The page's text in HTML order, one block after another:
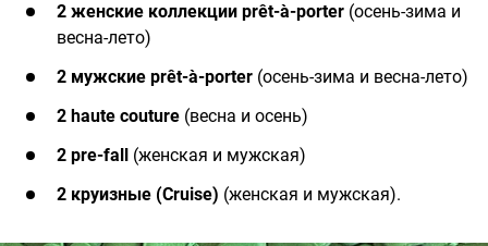
2 женские коллекции prêt-à-porter (осень-зима и
весна-лето)
2 мужские prêt-à-porter (осень-зима и весна-лето)
2 haute couture (весна и осень)
2 pre-fall
(женская и мужская)
2 круизные (Cruise) (женская и мужская).